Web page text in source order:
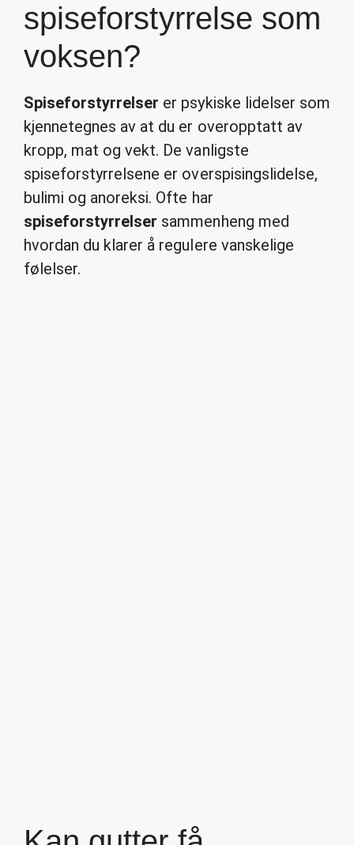
spiseforstyrrelse som
voksen?
Spiseforstyrrelser er psykiske lidelser som
kjennetegnes av at du er overopptatt av
kropp, mat og vekt. De vanligste
spiseforstyrrelsene er overspisingslidelse,
bulimi og anoreksi. Ofte har
spiseforstyrrelser sammenheng med
hvordan du klarer å regulere vanskelige
følelser.